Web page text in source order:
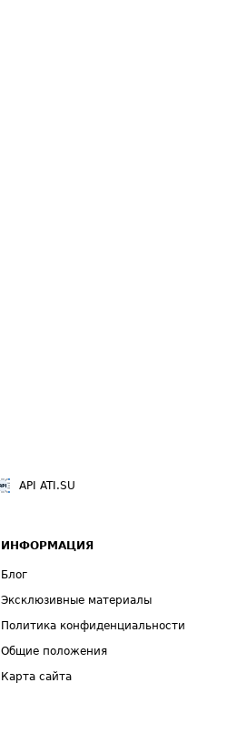
API ATI.SU
ИНФОРМАЦИЯ
Блог
Эксклюзивные материалы
Политика конфиденциальности
Общие положения
Карта сайта